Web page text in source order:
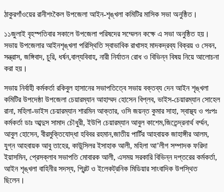
ঠাকুরগাঁওয়ের রানীশংকৈল উপজেলা আইন-শৃঙ্খলা কমিটির মাসিক সভা অনুষ্ঠিত।
১১জুলাই বৃহস্পতিবার সকালে উপজেলা পরিষদের সম্মেলন কক্ষে এ সভা অনুষ্ঠিত হয়।
সভায় উপজেলার আইনশৃঙ্খলা পরিস্থিতি স্বাভাবিক রাখাসহ মাদকদ্রব্য বিক্রয় ও সেবন,
সন্ত্রাস, জঙ্গিবাদ, চুরি, ধর্ষন,বাল্যবিবাহ, নারী নির্যাতন রোধ ও বিভিন্ন বিষয় নিয়ে আলোচনা
করা হয়।
সভায় নির্বাহী কর্মকর্তা রকিবুল হাসানের সভাপতিত্বে সভায় বক্তব্য দেন আইন শৃঙ্খলা
কমিটির উপদেষ্ঠা উপজেলা চেয়ারম্যান আহাম্মদ হোসেন বিপ্লব, ভাইস-চেয়ারম্যান সোহেল
রানা, মহিলা-ভাইস চেয়ারম্যান শারমিন আক্তার, ওসি জয়ন্ত কুমার সাহা, স্বাস্থ্য ও পঃপঃ
কর্মকর্তা ডাঃ আব্দুস সামাদ চৌধুরী, ইউপি চেয়ারম্যান আবুল কাশেম,জিতেন্দ্রনার্থ বর্ম্মন,
আবুল হোসেন, বীরমুক্তিযোদ্ধা হবিবর রহমান,জাতীয় পার্টির আহবায়ক জাহাঙ্গীর আলম,
যুগ্ন আহবায়ক আবু তাহের, কাউন্সিলর ইসাহাক আলী, মহিলা আ’লীগ সম্পাদক ফরিদা
ইয়াসমিন, প্রেসক্লাব সভাপতি মোবারক আলী, এসময় সরকারি বিভিন্ন দপ্তরের কর্মকর্তা,
আইন শৃঙ্খলা বাহিনীর সদস্য, প্রিন্ট ও ইলেকট্রনিক মিডিয়ার সাংবাদিক উপস্থিত
ছিলেন।